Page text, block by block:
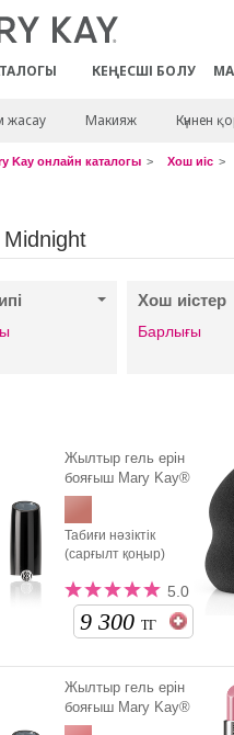
КЕҢЕСШІ БОЛУ
жасау Макияж Күннен
Kay онлайн каталогы Хош иіс
Хош иістер
Барлығы
Жылтыр гель ерін
бояғыш Mary Kay®
Табиғи нәзіктік
(сарғылт қоңыр)
5.0
9 300 ТГ
Жылтыр гель ерін
бояғыш Mary Kay®